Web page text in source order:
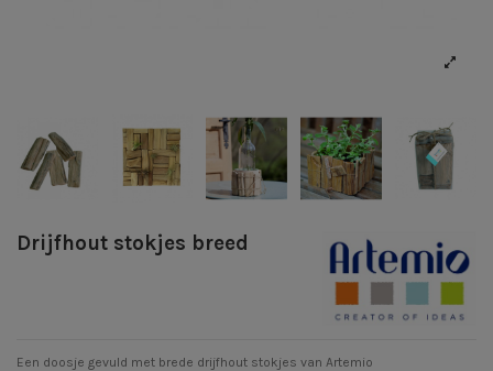
Drijfhout stokjes breed
Een doosje gevuld met brede drijfhout stokjes van Artemio